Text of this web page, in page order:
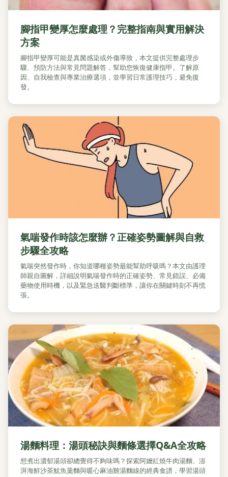
腳指甲變厚怎麼處理？完整指南與實用解決
方案
腳指甲變厚可能是真菌感染或外傷導致，本文提供完整處理步
驟、預防方法與常見問題解答，幫助您恢復健康指甲。了解原
因、自我檢查與專業治療選項，並學習日常護理技巧，避免復
發。
氣喘發作時該怎麼辦？正確姿勢圖解與自救
步驟全攻略
氣喘突然發作時，你知道哪種姿勢最能幫助呼吸嗎？本文由護理
師親自圖解，詳細說明氣喘發作時的正確姿勢、常見錯誤、必備
藥物使用時機，以及緊急送醫判斷標準，讓你在關鍵時刻不再慌
張。
湯麵料理：湯頭秘訣與麵條選擇Q&A全攻略
想煮出濃郁湯頭卻總覺得不夠味嗎？探索阿嬤紅燒牛肉湯麵、澎
湃海鮮沙茶魷魚羹麵與暖心麻油雞湯麵線的經典食譜，學習湯頭